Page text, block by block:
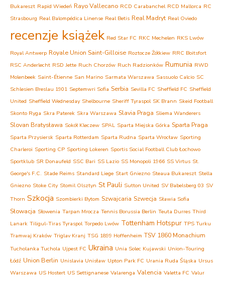
Bukareszt Rapid Wiedeń Rayo Vallecano RCD Carabanchel RCD Mallorca RC
Strasbourg Real Balompédica Linense Real Betis Real Madryt Real Oviedo
recenzje książek Red Star FC RKC Mechelen RKS Lwów
Royal Antwerp Royale Union Saint-Gilloise Roztocze Żółkiew RRC Boitsfort
RSC Anderlecht RSD Jette Ruch Chorzów Ruch Radzionków Rumunia RWD
Molenbeek Saint-Étienne San Marino Sarmata Warszawa Sassuolo Calcio SC
Schlesien Breslau 1901 Septemwri Sofia Serbia Sevilla FC Sheffield FC Sheffield
United Sheffield Wednesday Shelbourne Sheriff Tyraspol SK Brann Skeid Football
Skonto Ryga Skra Paterek Skra Warszawa Slavia Praga Sliema Wanderers
Slovan Bratysława Sokół Kleczew SPAL Sparta Miejska Górka Sparta Praga
Sparta Przysiersk Sparta Rotterdam Sparta Rudna Sparta Wrocław Sporting
Charleroi Sporting CP Sporting Lokeren Sportis Social Football Club Łochowo
Sportklub SR Donaufeld SSC Bari SS Lazio SS Monopoli 1966 SS Virtus St.
George's F.C. Stade Reims Standard Liege Start Gniezno Steaua Bukareszt Stella
Gniezno Stoke City Stomil Olsztyn St Pauli Sutton United SV Babelsberg 03 SV
Thorn Szkocja Szombierki Bytom Szwajcaria Szwecja Sławia Sofia
Słowacja Słowenia Tarpan Mrocza Tennis Borussia Berlin Teuta Durres Third
Lanark Tiligul-Tiras Tyraspol Torpedo Lwów Tottenham Hotspur TPS Turku
Tramwaj Kraków Triglav Kranj TSG 1899 Hoffenheim TSV 1860 Monachium
Tucholanka Tuchola Ujpest FC Ukraina Unia Solec Kujawski Union-Touring
Łódź Union Berlin Unislavia Unisław Upton Park FC Urania Ruda Śląska Ursus
Warszawa US Hostert US Settignanese Valarenga Valencia Valetta FC Valur